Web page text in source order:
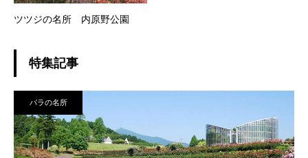
ツツジの名所 内原野公園
特集記事
バラの名所